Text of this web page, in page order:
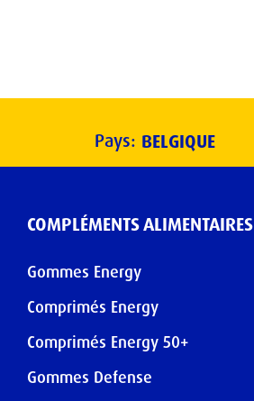
Pays: BELGIQUE
COMPLÉMENTS ALIMENTAIRES
Gommes Energy
Comprimés Energy
Comprimés Energy 50+
Gommes Defense